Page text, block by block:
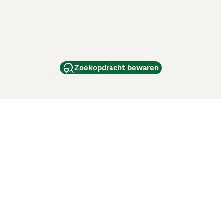
Zoekopdracht bewaren